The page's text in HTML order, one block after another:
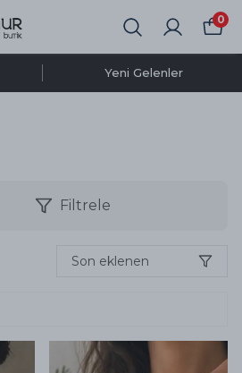
0
Yeni Gelenler
Filtrele
Son eklenen